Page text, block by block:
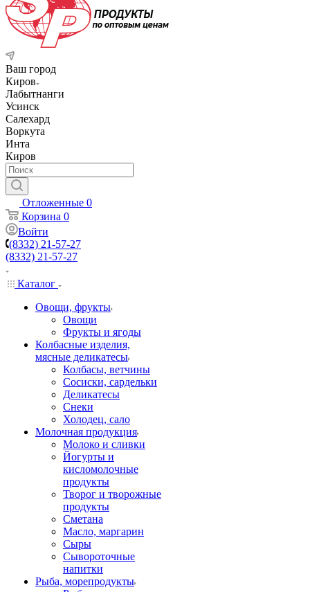
Ваш город
Киров
Лабытнанги
Усинск
Салехард
Воркута
Инта
Киров
Отложенные 0
Корзина 0
Войти
(8332) 21-57-27
(8332) 21-57-27
Каталог
Овощи, фрукты
Овощи
Фрукты и ягоды
Колбасные изделия,
мясные деликатесы
Колбасы, ветчины
Сосиски, сардельки
Деликатесы
Снеки
Холодец, сало
Молочная продукция
Молоко и сливки
Йогурты и
кисломолочные
продукты
Творог и творожные
продукты
Сметана
Масло, маргарин
Сыры
Сывороточные
напитки
Рыба, морепродукты